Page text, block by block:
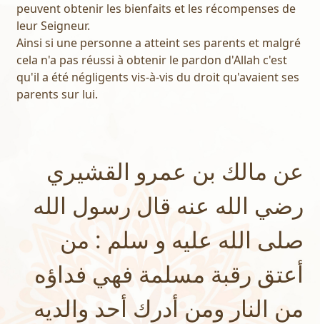
peuvent obtenir les bienfaits et les récompenses de
leur Seigneur.
Ainsi si une personne a atteint ses parents et malgré
cela n'a pas réussi à obtenir le pardon d'Allah c'est
qu'il a été négligents vis-à-vis du droit qu'avaient ses
parents sur lui.
عن مالك بن عمرو القشيري
رضي الله عنه قال رسول الله
صلى الله عليه و سلم : من
أعتق رقبة مسلمة فهي فداؤه
من النار ومن أدرك أحد والديه